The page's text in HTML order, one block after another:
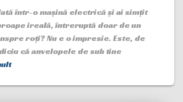
într-o mașină electrică și ai simțit
ireală, întreruptă doar de un
roți? Nu e o impresie. Este, de
că anvelopele de sub tine